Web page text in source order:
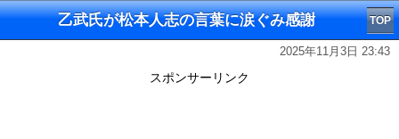
乙武氏が松本人志の言葉に涙ぐみ感謝 TOP
2025年11月3日 23:43
スポンサーリンク